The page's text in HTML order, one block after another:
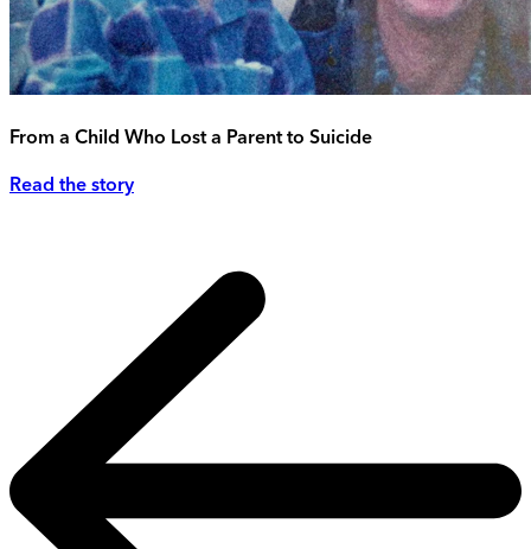
From a Child Who Lost a Parent to Suicide
Read the story